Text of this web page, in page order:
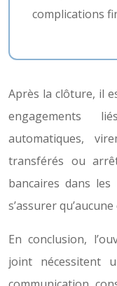
complications
Après la clôture, il
engagements
automatiques,
transférés ou
bancaires dans
s’assurer
En conclusion,
joint nécessitent